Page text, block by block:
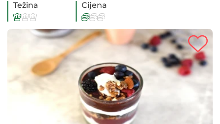
Težina



Cijena


